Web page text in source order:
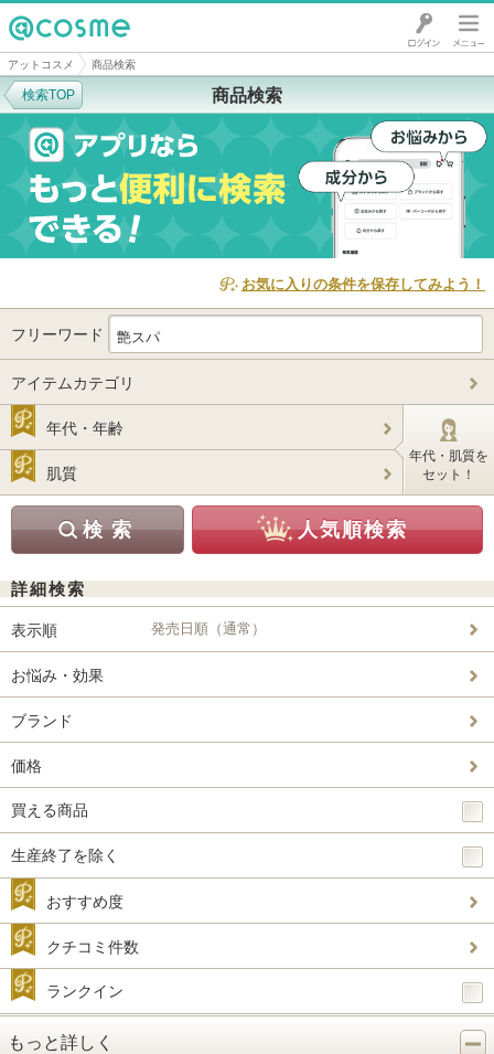
@cosme
アットコスメ 商品検索
商品検索
検索TOP
お気に入りの条件を保存してみよう！
フリーワード
アイテムカテゴリ
年代・年齢
肌質
年代・肌質を
セット！
詳細検索
表示順 発売日順（通常）
お悩み・効果
ブランド
価格
買える商品
生産終了を除く
おすすめ度
クチコミ件数
ランクイン
もっと詳しく